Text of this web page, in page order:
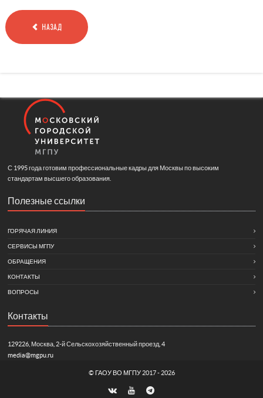
НАЗАД
С 1995 года готовим профессиональные кадры для Москвы по высоким
стандартам высшего образования.
Полезные ссылки
ГОРЯЧАЯ ЛИНИЯ
СЕРВИСЫ МГПУ
ОБРАЩЕНИЯ
КОНТАКТЫ
ВОПРОСЫ
Контакты
129226, Москва, 2-й Сельскохозяйственный проезд, 4
media@mgpu.ru
© ГАОУ ВО МГПУ 2017 - 2026